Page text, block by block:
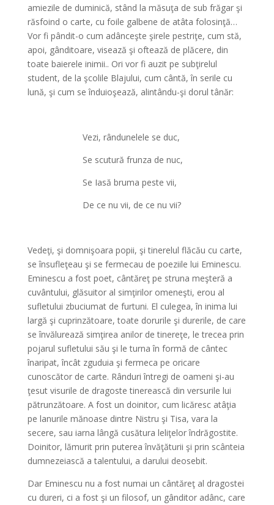
amiezile de duminică, stând la măsuţa de sub frăgar şi
răsfoind o carte, cu foile galbene de atâta folosinţă…
Vor fi pândit-o cum adânceşte şirele pestriţe, cum stă,
apoi, gânditoare, visează şi oftează de plăcere, din
toate baierele inimii.. Ori vor fi auzit pe subţirelul
student, de la şcolile Blajului, cum cântă, în serile cu
lună, şi cum se înduioşează, alintându-şi dorul tânăr:
Vezi, rândunelele se duc,
Se scutură frunza de nuc,
Se Iasă bruma peste vii,
De ce nu vii, de ce nu vii?
Vedeţi, şi domnişoara popii, şi tinerelul flăcău cu carte,
se însufleţeau şi se fermecau de poeziile lui Eminescu.
Eminescu a fost poet, cântăreţ pe struna meşteră a
cuvântului, glăsuitor al simţirilor omeneşti, erou al
sufletului zbuciumat de furtuni. El culegea, în inima lui
largă şi cuprinzătoare, toate dorurile şi durerile, de care
se învălurează simţirea anilor de tinereţe, le trecea prin
pojarul sufletului său şi le turna în formă de cântec
înaripat, încât zguduia şi fermeca pe oricare
cunoscător de carte. Rânduri întregi de oameni şi-au
ţesut visurile de dragoste tinerească din versurile lui
pătrunzătoare. A fost un doinitor, cum licăresc atâţia
pe lanurile mănoase dintre Nistru şi Tisa, vara la
secere, sau iarna lângă cusătura leliţelor îndrăgostite.
Doinitor, lămurit prin puterea învăţăturii şi prin scânteia
dumnezeiască a talentului, a darului deosebit.
Dar Eminescu nu a fost numai un cântăreţ al dragostei
cu dureri, ci a fost şi un filosof, un gânditor adânc, care